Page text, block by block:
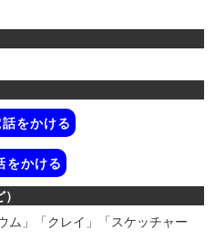
をかける
をかける
ム」「クレイ」「スケッチャー